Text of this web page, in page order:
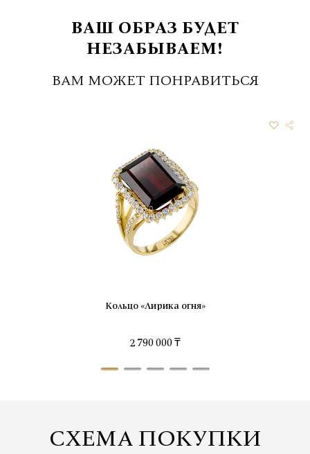
ВАШ ОБРАЗ БУДЕТ
НЕЗАБЫВАЕМ!
ВАМ МОЖЕТ ПОНРАВИТЬСЯ
Кольцо «Лирика огня»
2 790 000 ₸
СХЕМА ПОКУПКИ